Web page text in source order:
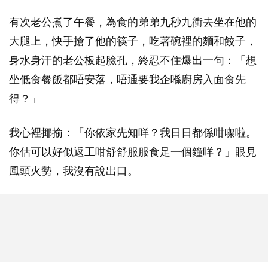
有次老公煮了午餐，為食的弟弟九秒九衝去坐在他的
大腿上，快手搶了他的筷子，吃著碗裡的麵和餃子，
身水身汗的老公板起臉孔，終忍不住爆出一句：「想
坐低食餐飯都唔安落，唔通要我企喺廚房入面食先
得？」
我心裡揶揄：「你依家先知咩？我日日都係咁㗎啦。
你估可以好似返工咁舒舒服服食足一個鐘咩？」眼見
風頭火勢，我沒有說出口。